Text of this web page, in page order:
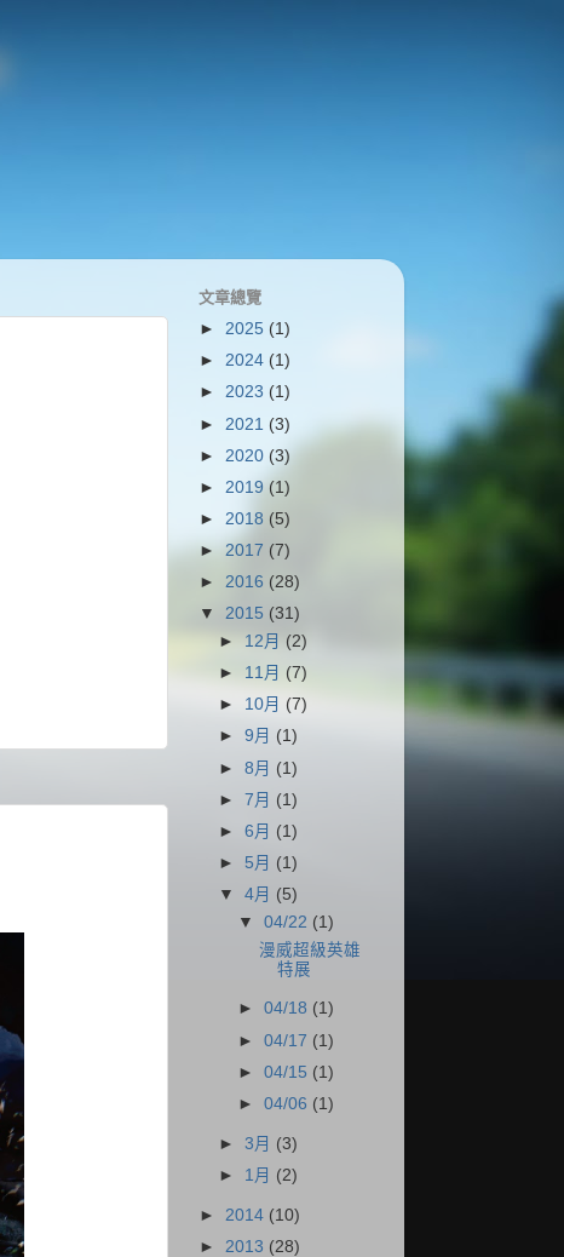
文章總覽
► 2025 (1)
► 2024 (1)
► 2023 (1)
► 2021 (3)
► 2020 (3)
► 2019 (1)
► 2018 (5)
► 2017 (7)
► 2016 (28)
▼ 2015 (31)
► 12月 (2)
► 11月 (7)
► 10月 (7)
►9月 (1)
►8月 (1)
►7月 (1)
►6月 (1)
► 5月 (1)
▼4月 (5)
▼04/22 (1)
漫威超級英雄
特展
►04/18 (1)
►04/17 (1)
►04/15 (1)
►04/06 (1)
►3月 (3)
► 1月 (2)
► 2014 (10)
► 2013 (28)